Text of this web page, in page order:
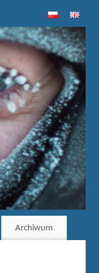
Archiwum